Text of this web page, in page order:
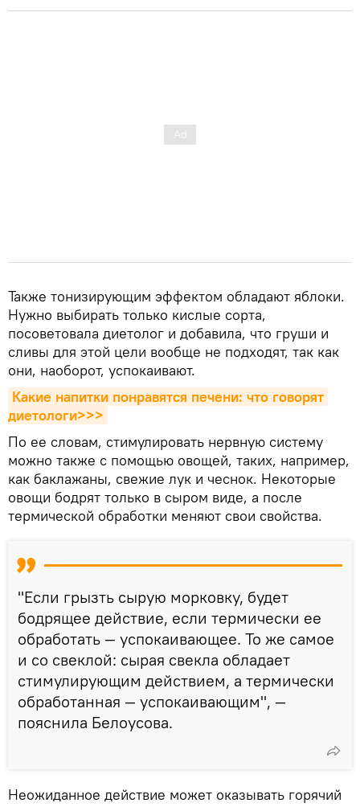
Также тонизирующим эффектом обладают яблоки.
Нужно выбирать только кислые сорта,
посоветовала диетолог и добавила, что груши и
сливы для этой цели вообще не подходят, так как
они, наоборот, успокаивают.
Какие напитки понравятся печени: что говорят
диетологи>>>
По ее словам, стимулировать нервную систему
можно также с помощью овощей, таких, например,
как баклажаны, свежие лук и чеснок. Некоторые
овощи бодрят только в сыром виде, а после
термической обработки меняют свои свойства.
"Если грызть сырую морковку, будет
бодрящее действие, если термически ее
обработать — успокаивающее. То же самое
и со свеклой: сырая свекла обладает
стимулирующим действием, а термически
обработанная — успокаивающим", —
пояснила Белоусова.
Неожиданное действие может оказывать горячий